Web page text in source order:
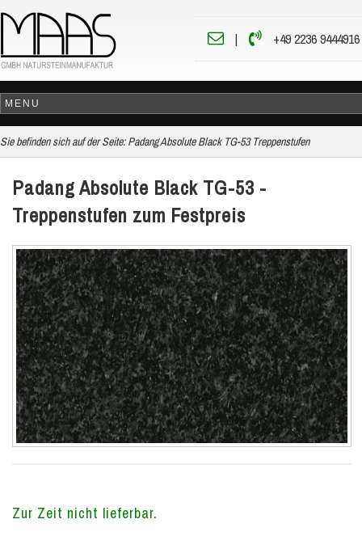
| +49 2236 9444916
Sie befinden sich auf der Seite: Padang Absolute Black TG-53 Treppenstufen
Padang Absolute Black TG-53 -
Treppenstufen zum Festpreis
Zur Zeit nicht lieferbar.